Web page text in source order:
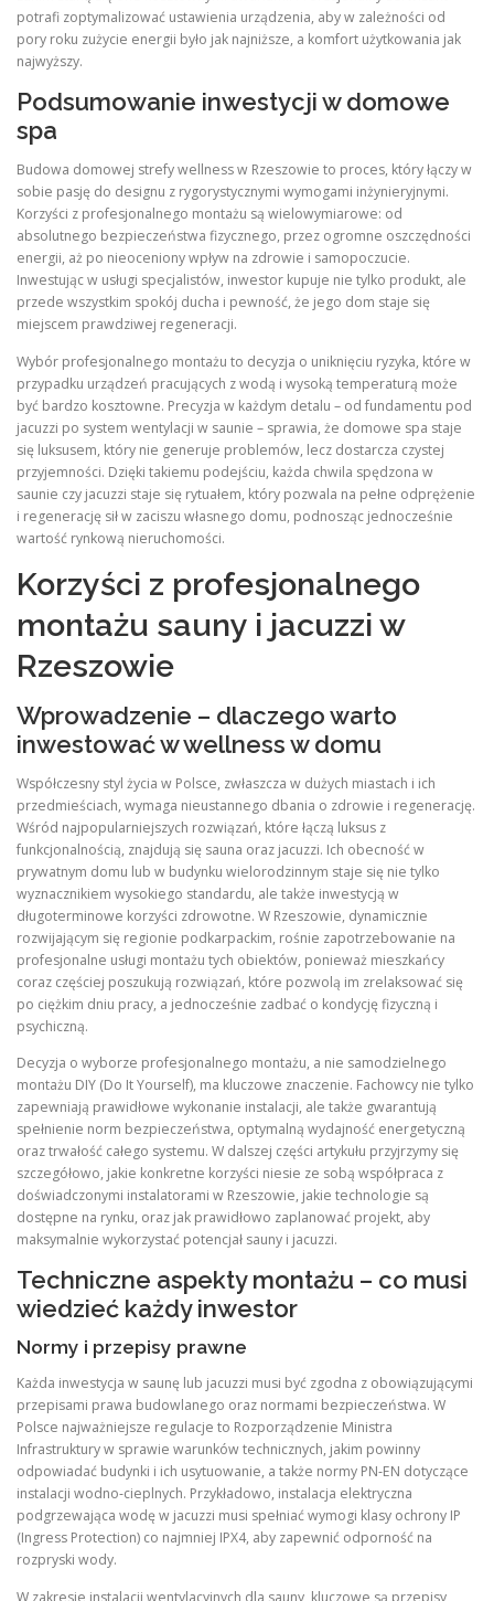
potrafi zoptymalizować ustawienia urządzenia, aby w zależności od
pory roku zużycie energii było jak najniższe, a komfort użytkowania jak
najwyższy.
Podsumowanie inwestycji w domowe
spa
Budowa domowej strefy wellness w Rzeszowie to proces, który łączy w
sobie pasję do designu z rygorystycznymi wymogami inżynieryjnymi.
Korzyści z profesjonalnego montażu są wielowymiarowe: od
absolutnego bezpieczeństwa fizycznego, przez ogromne oszczędności
energii, aż po nieoceniony wpływ na zdrowie i samopoczucie.
Inwestując w usługi specjalistów, inwestor kupuje nie tylko produkt, ale
przede wszystkim spokój ducha i pewność, że jego dom staje się
miejscem prawdziwej regeneracji.
Wybór profesjonalnego montażu to decyzja o uniknięciu ryzyka, które w
przypadku urządzeń pracujących z wodą i wysoką temperaturą może
być bardzo kosztowne. Precyzja w każdym detalu – od fundamentu pod
jacuzzi po system wentylacji w saunie – sprawia, że domowe spa staje
się luksusem, który nie generuje problemów, lecz dostarcza czystej
przyjemności. Dzięki takiemu podejściu, każda chwila spędzona w
saunie czy jacuzzi staje się rytuałem, który pozwala na pełne odprężenie
i regenerację sił w zaciszu własnego domu, podnosząc jednocześnie
wartość rynkową nieruchomości.
Korzyści z profesjonalnego
montażu sauny i jacuzzi w
Rzeszowie
Wprowadzenie – dlaczego warto
inwestować w wellness w domu
Współczesny styl życia w Polsce, zwłaszcza w dużych miastach i ich
przedmieściach, wymaga nieustannego dbania o zdrowie i regenerację.
Wśród najpopularniejszych rozwiązań, które łączą luksus z
funkcjonalnością, znajdują się sauna oraz jacuzzi. Ich obecność w
prywatnym domu lub w budynku wielorodzinnym staje się nie tylko
wyznacznikiem wysokiego standardu, ale także inwestycją w
długoterminowe korzyści zdrowotne. W Rzeszowie, dynamicznie
rozwijającym się regionie podkarpackim, rośnie zapotrzebowanie na
profesjonalne usługi montażu tych obiektów, ponieważ mieszkańcy
coraz częściej poszukują rozwiązań, które pozwolą im zrelaksować się
po ciężkim dniu pracy, a jednocześnie zadbać o kondycję fizyczną i
psychiczną.
Decyzja o wyborze profesjonalnego montażu, a nie samodzielnego
montażu DIY (Do It Yourself), ma kluczowe znaczenie. Fachowcy nie tylko
zapewniają prawidłowe wykonanie instalacji, ale także gwarantują
spełnienie norm bezpieczeństwa, optymalną wydajność energetyczną
oraz trwałość całego systemu. W dalszej części artykułu przyjrzymy się
szczegółowo, jakie konkretne korzyści niesie ze sobą współpraca z
doświadczonymi instalatorami w Rzeszowie, jakie technologie są
dostępne na rynku, oraz jak prawidłowo zaplanować projekt, aby
maksymalnie wykorzystać potencjał sauny i jacuzzi.
Techniczne aspekty montażu – co musi
wiedzieć każdy inwestor
Normy i przepisy prawne
Każda inwestycja w saunę lub jacuzzi musi być zgodna z obowiązującymi
przepisami prawa budowlanego oraz normami bezpieczeństwa. W
Polsce najważniejsze regulacje to Rozporządzenie Ministra
Infrastruktury w sprawie warunków technicznych, jakim powinny
odpowiadać budynki i ich usytuowanie, a także normy PN‑EN dotyczące
instalacji wodno‑cieplnych. Przykładowo, instalacja elektryczna
podgrzewająca wodę w jacuzzi musi spełniać wymogi klasy ochrony IP
(Ingress Protection) co najmniej IPX4, aby zapewnić odporność na
rozpryski wody.
W zakresie instalacji wentylacyjnych dla sauny, kluczowe są przepisy